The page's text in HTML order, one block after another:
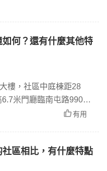
如何？還有什麼其他特
樓，社區中庭棟距28
米門廳臨南屯路990
室、兒童遊戲室等公設
有用
社區相比，有什麼特點